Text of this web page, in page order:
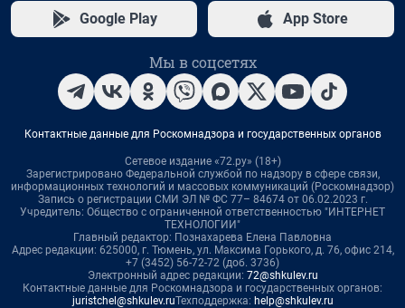
Google Play App Store
Мы в соцсетях
Контактные данные для Роскомнадзора и государственных органов
Сетевое издание «72.ру» (18+)
Зарегистрировано Федеральной службой по надзору в сфере связи,
информационных технологий и массовых коммуникаций (Роскомнадзор)
Запись о регистрации СМИ ЭЛ № ФС 77– 84674 от 06.02.2023 г.
Учредитель: Общество с ограниченной ответственностью "ИНТЕРНЕТ
ТЕХНОЛОГИИ"
Главный редактор: Познахарева Елена Павловна
Адрес редакции: 625000, г. Тюмень, ул. Максима Горького, д. 76, офис 214,
+7 (3452) 56-72-72 (доб. 3736)
Электронный адрес редакции: 72@shkulev.ru
Контактные данные для Роскомнадзора и государственных органов:
juristchel@shkulev.ruТехподдержка: help@shkulev.ru